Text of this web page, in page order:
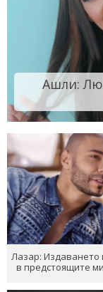
Ашли:
Лазар: Издаването
в предстоящите